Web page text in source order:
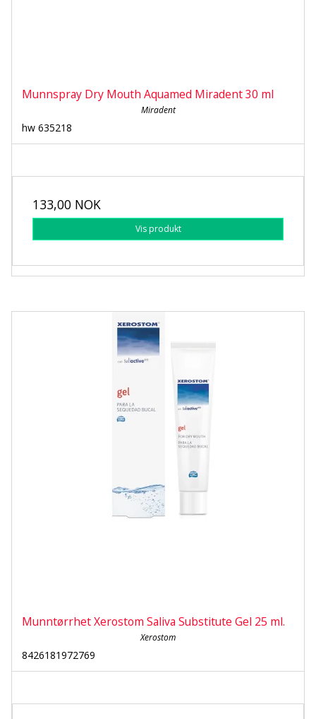
Munnspray Dry Mouth Aquamed Miradent 30 ml
Miradent
hw 635218
133,00 NOK
Vis produkt
Munntørrhet Xerostom Saliva Substitute Gel 25 ml.
Xerostom
8426181972769